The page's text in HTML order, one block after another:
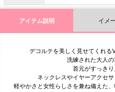
アイテム説明 イメ
デコルテを美しく見せてくれる
洗練された大人の
首元がすっきり
ネックレスやイヤーアクセ
軽やかさと女性らしさを兼ね備えた